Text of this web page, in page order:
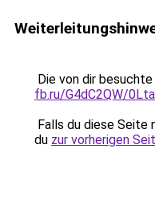
Die von dir
fb.ru/G4dC2QW/
Falls du diese Seite
du zur vorherigen